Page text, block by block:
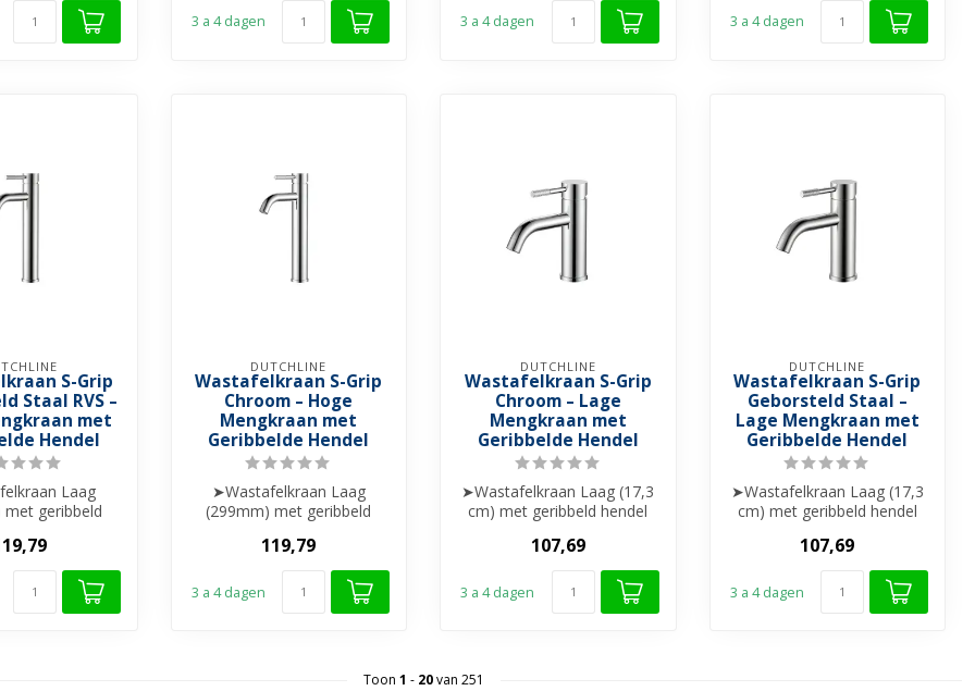
3 a 4 dagen 3 a 4 dagen 3 a 4 dagen
S-Grip
Staal RVS –
met
Hendel
Laag
met geribbeld
materiaal
DUTCHLINE
Wastafelkraan S-Grip
Chroom – Hoge
Mengkraan met
Geribbelde Hendel
➤Wastafelkraan Laag
(299mm) met geribbeld
➤ Messing materiaal
➤ Keramis...
119,79
3 a 4 dagen
DUTCHLINE
Wastafelkraan S-Grip
Chroom – Lage
Mengkraan met
Geribbelde Hendel
➤Wastafelkraan Laag (17,3
cm) met geribbeld hendel
➤ Keram...
107,69
3 a 4 dagen
DUTCHLINE
Wastafelkraan S-Grip
Geborsteld Staal –
Lage Mengkraan met
Geribbelde Hendel
➤Wastafelkraan Laag (17,3
cm) met geribbeld hendel
➤ Keram...
107,69
3 a 4 dagen
Toon 1 - 20van 251